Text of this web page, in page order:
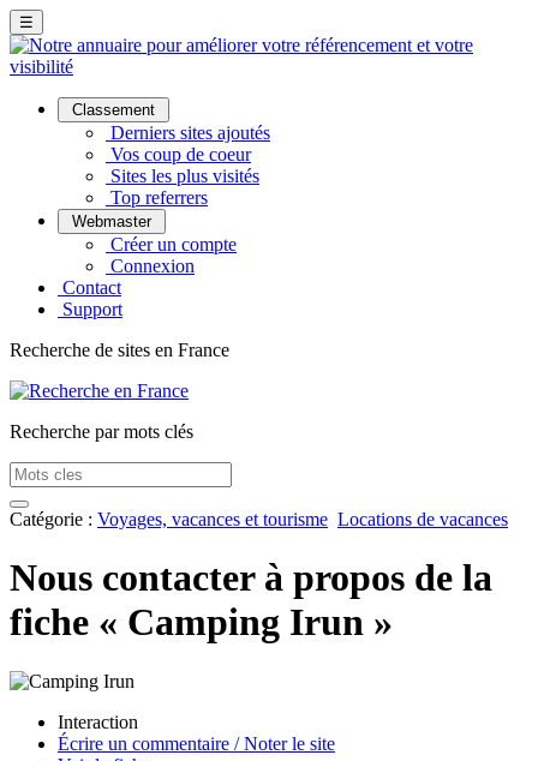
☰
Classement
Derniers sites ajoutés
Vos coup de coeur
Sites les plus visités
Top referrers
Webmaster
Créer un compte
Connexion
Contact
Support
Recherche de sites en France
Recherche par mots clés
Catégorie : Voyages, vacances et tourisme Locations de vacances
Nous contacter à propos de la
fiche « Camping Irun »
Interaction
Écrire un commentaire / Noter le site